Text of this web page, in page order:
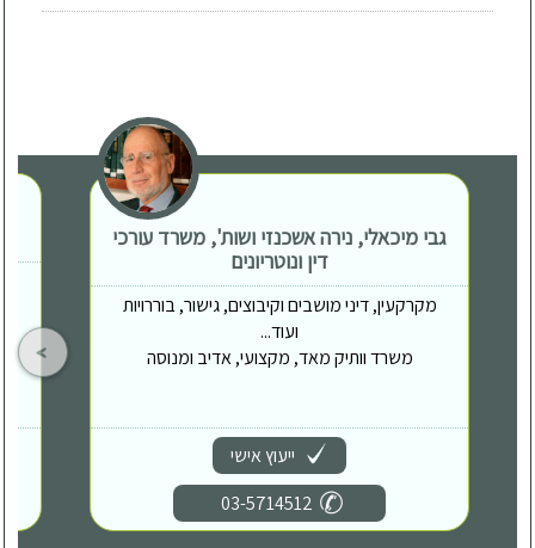
גבי מיכאלי, נירה אשכנזי ושות', משרד עורכי
דין ונוטריונים
מקרקעין, דיני מושבים וקיבוצים, גישור, בוררויות
ועוד...
משרד וותיק מאד, מקצועי, אדיב ומנוסה
ייעוץ אישי
03-5714512